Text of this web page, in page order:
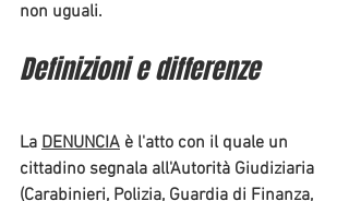
non uguali.
Definizioni e differenze
La DENUNCIA è l'atto con il quale un
cittadino segnala all'Autorità Giudiziaria
(Carabinieri, Polizia, Guardia di Finanza,